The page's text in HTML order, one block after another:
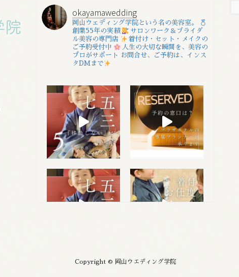
okayamawedding
岡山ウェディング学院という名の美容室。
創業55年の実績
サロンワーク＆ブライダ
ル美容の専門店
着付け・セット・メイクの
ご予約受付中
人生の大切な瞬間を、美容の
プロがサポート
お問合せ、ご予約は、インス
タDMまで
Copyright © 岡山ウエディング学院